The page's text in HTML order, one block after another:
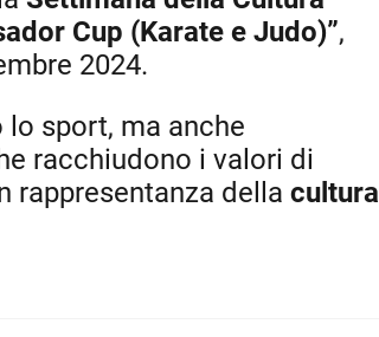
Cup (Karate e Judo)”,
2024.
sport, ma anche
racchiudono i valori di
rappresentanza della cultura